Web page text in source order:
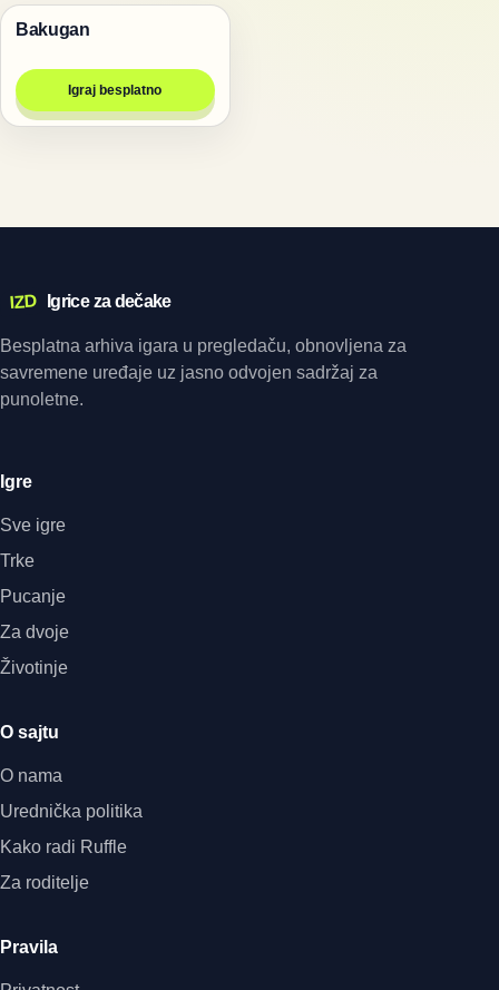
Bakugan igrice
Bakugan
Igraj besplatno
IZD Igrice za dečake
Besplatna arhiva igara u pregledaču, obnovljena za
savremene uređaje uz jasno odvojen sadržaj za
punoletne.
Igre
Sve igre
Trke
Pucanje
Za dvoje
Životinje
O sajtu
O nama
Urednička politika
Kako radi Ruffle
Za roditelje
Pravila